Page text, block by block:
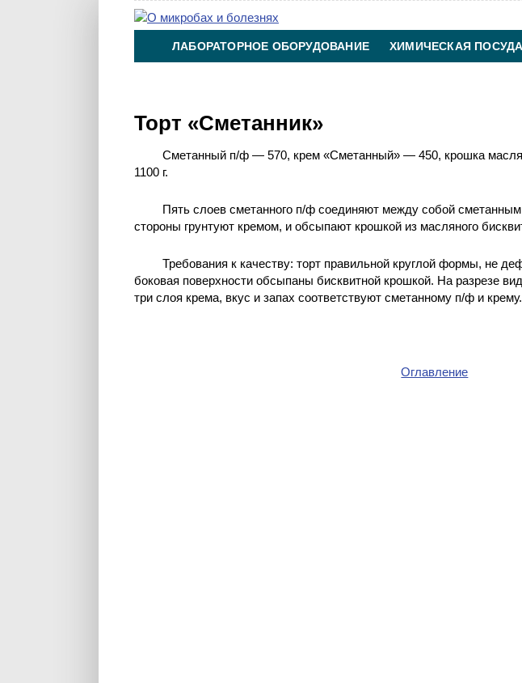
ЛАБОРАТОРНОЕ ОБОРУДОВАНИЕ ХИМИЧЕСКАЯ ПОСУДА
Торт «Сметанник»
Сметанный п/ф — 570, крем «Сметанный» — 450, крошка
1100 г.
Пять слоев сметанного п/ф соединяют между собой
стороны грунтуют кремом, и обсыпают крошкой из масляного
Требования к качеству: торт правильной круглой формы, не
боковая поверхности обсыпаны бисквитной крошкой. На разрезе
три слоя крема, вкус и запах соответствуют сметанному п/ф и крему.
Оглавление